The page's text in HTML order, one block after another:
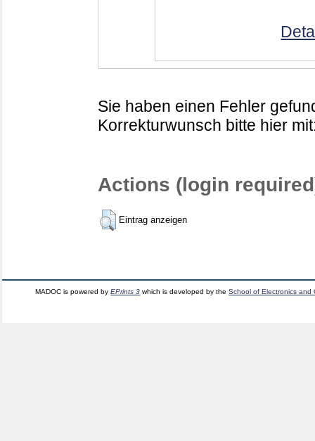
Sie haben einen Fehler
Korrekturwunsch bitte hier
Actions (login
Eintrag anzeigen
MADOC is powered byEPrints 3 which is developed by theSchool of Electronics and